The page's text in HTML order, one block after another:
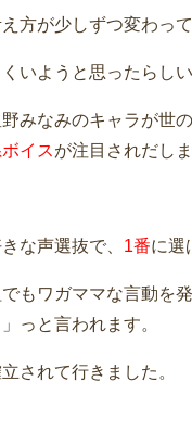
方が少しずつ変わって
いようと思ったらしい
みなみのキャラが世
イスが注目されだしま
な声選抜で、 1番に選
もワガママな言動を
っと言われます。
されて行きました。